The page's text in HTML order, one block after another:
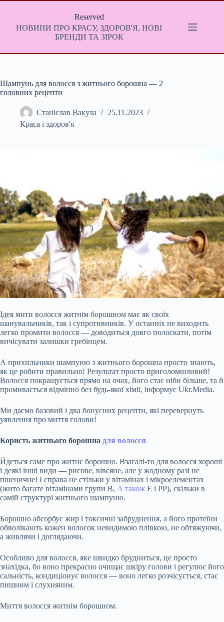
Перейти
Reserved
НОВИНИ ПРО КРАСУ, ЗДОРОВ'Я, НОВІ
БРЕНДИ ТА ЗІРОК
Шампунь для волосся з житнього борошна — 2
головних рецепти
Станіслав Вакула
25.11.2023
Краса і здоров'я
Ідея мити волосся житнім борошном має як своїх
шанувальників, так і супротивників. У останніх не виходить
легко промити волосся — доводиться довго полоскати, потім
вичісувати залишки гребінцем.
А прихильники шампуню з житнього борошна просто знають,
як це робити правильно! Результат просто приголомшливий!
Волосся покращується прямо на очах, його стає ніби більше, та й
промивається відмінно без будь-якої хімії, інформує Ukr.Media.
Ми даємо базовий і два бонусних рецепти, які перевернуть
уявлення про миття голови!
Користь житнього борошна для волосся
Йдеться саме про житнє борошно. Взагалі-то для волосся хороші
і деякі інші види — рисове, вівсяне, але у жодному разі не
пшеничне! І справа не стільки у вітамінах і мікроелементах
(жито багате вітамінами групи В, А також Е і РР), скільки в
самій структурі житнього шампуню.
Борошно абсорбує жир і токсичні забруднення, а його протеїни
обволікають кожен волосок невидимою плівкою, не обтяжуючи,
а живлячи і доглядаючи.
Особливо для волосся, яке швидко брудниться, це просто
знахідка, бо воно прекрасно очищає шкіру голови і регулює його
сальність, кондиціонує волосся — воно легко розчісується, стає
пишним і слухняним.
Миття волосся житнім борошном.